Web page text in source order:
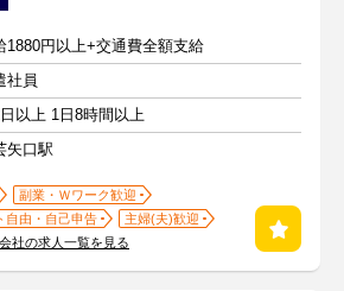
1880円以上+交通費全額支給
社員
以上 1日8時間以上
矢口駅
副業・Ｗワーク歓迎
自由・自己申告
主婦(夫)歓迎
社の求人一覧を見る